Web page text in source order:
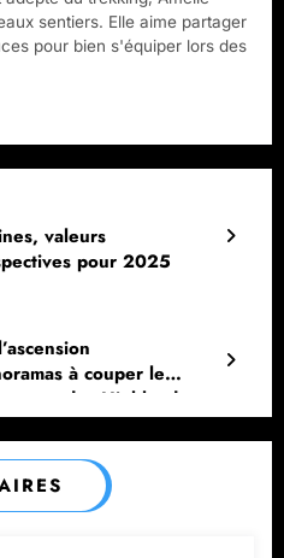
sentiers. Elle aime partager
pour bien s'équiper lors des
valeurs
pour 2025
à couper le
cœur des Highlands